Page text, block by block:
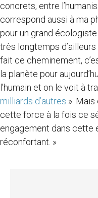
concrets, entre
correspond aussi à ma
pour un grand écologiste
très longtemps
fait ce cheminement,
la planète pour
l’humain et on le voit à
milliards d’autres ».
cette force à la fois ce
engagement dans cette
réconfortant. »